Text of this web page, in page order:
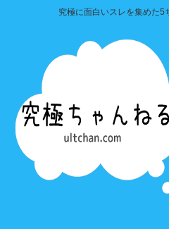
究極に面白いスレを集めた5